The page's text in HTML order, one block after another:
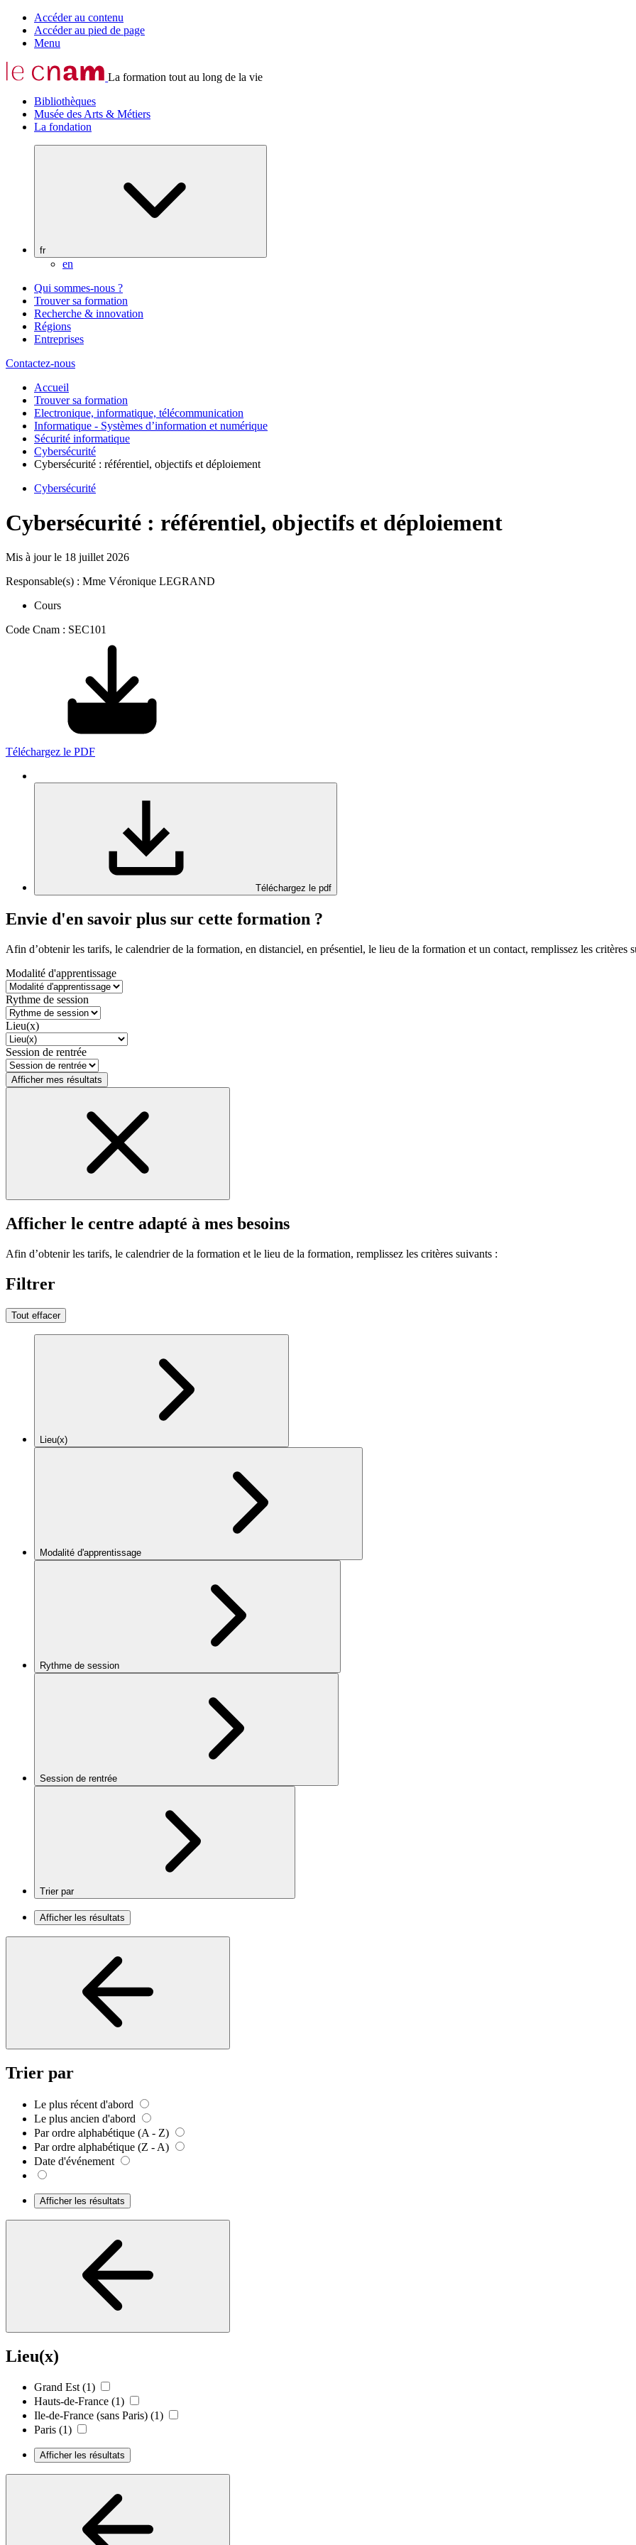
Accéder au contenu
Accéder au pied de page
Menu
La formation tout au long de la vie
Bibliothèques
Musée des Arts & Métiers
La fondation
fr
en
Qui sommes-nous ?
Trouver sa formation
Recherche & innovation
Régions
Entreprises
Contactez-nous
Accueil
Trouver sa formation
Electronique, informatique, télécommunication
Informatique - Systèmes d’information et numérique
Sécurité informatique
Cybersécurité
Cybersécurité : référentiel, objectifs et déploiement
Cybersécurité
Cybersécurité : référentiel, objectifs et déploiement
Mis à jour le 18 juillet 2026
Responsable(s) : Mme Véronique LEGRAND
Cours
Code Cnam : SEC101
Téléchargez le PDF
Téléchargez le pdf
Envie d'en savoir plus sur cette formation ?
Afin d’obtenir les tarifs, le calendrier de la formation, en distanciel, en présentiel, le lieu de la formation et un contact, remplissez les critères
Modalité d'apprentissage
Rythme de session
Lieu(x)
Session de rentrée
Afficher mes résultats
Afficher le centre adapté à mes besoins
Afin d’obtenir les tarifs, le calendrier de la formation et le lieu de la formation, remplissez les critères suivants :
Filtrer
Tout effacer
Lieu(x)
Modalité d'apprentissage
Rythme de session
Session de rentrée
Trier par
Afficher les résultats
Trier par
Le plus récent d'abord
Le plus ancien d'abord
Par ordre alphabétique (A - Z)
Par ordre alphabétique (Z - A)
Date d'événement
Afficher les résultats
Lieu(x)
Grand Est (1)
Hauts-de-France (1)
Ile-de-France (sans Paris) (1)
Paris (1)
Afficher les résultats